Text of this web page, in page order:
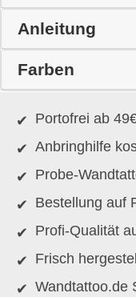
Anleitung
Farben
Portofrei ab
Anbringhilfe
Probe-
Bestellung auf
Profi-Qualität
Frisch
Wandtattoo.de